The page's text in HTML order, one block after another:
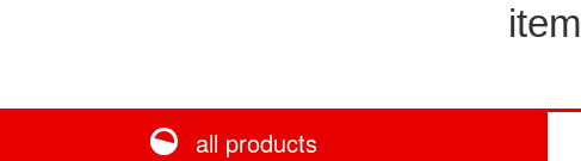
item
all products